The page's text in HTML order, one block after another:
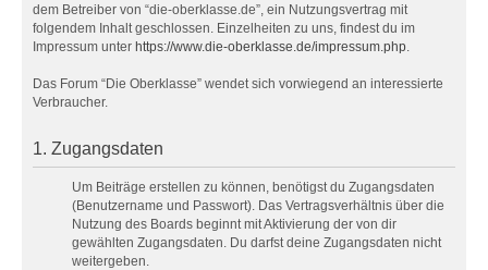
dem Betreiber von “die-oberklasse.de”, ein Nutzungsvertrag mit
folgendem Inhalt geschlossen. Einzelheiten zu uns, findest du im
Impressum unter https://www.die-oberklasse.de/impressum.php.
Das Forum “Die Oberklasse” wendet sich vorwiegend an interessierte
Verbraucher.
1. Zugangsdaten
Um Beiträge erstellen zu können, benötigst du Zugangsdaten
(Benutzername und Passwort). Das Vertragsverhältnis über die
Nutzung des Boards beginnt mit Aktivierung der von dir
gewählten Zugangsdaten. Du darfst deine Zugangsdaten nicht
weitergeben.